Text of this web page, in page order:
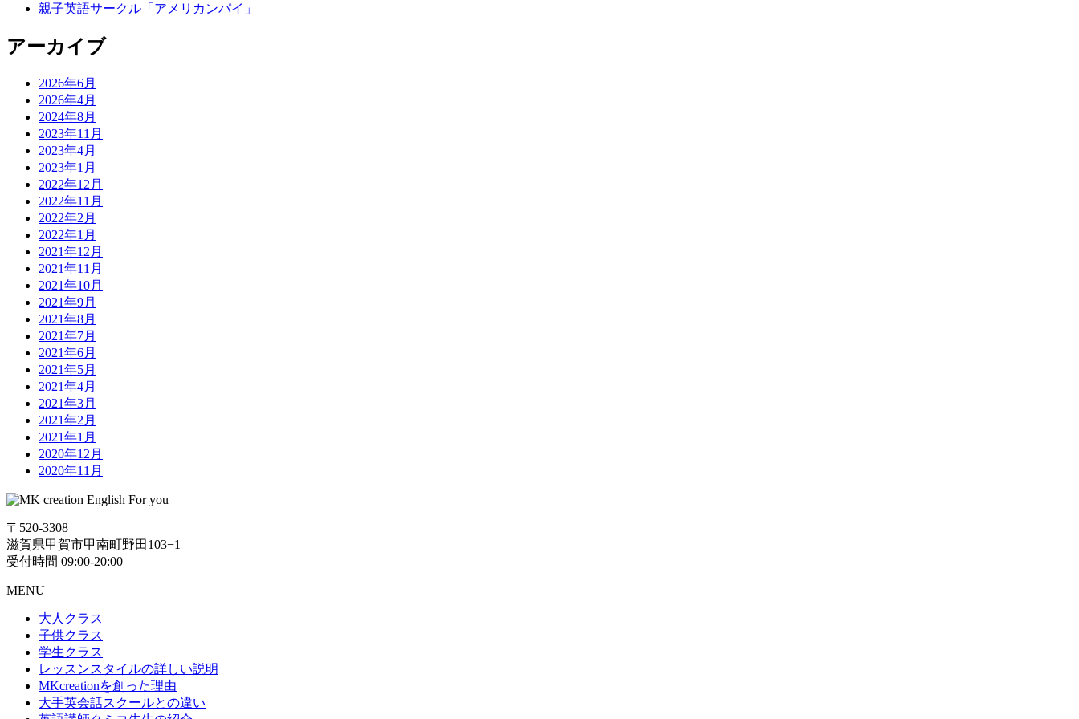
親子英語サークル「アメリカンパイ」
アーカイブ
2026年6月
2026年4月
2024年8月
2023年11月
2023年4月
2023年1月
2022年12月
2022年11月
2022年2月
2022年1月
2021年12月
2021年11月
2021年10月
2021年9月
2021年8月
2021年7月
2021年6月
2021年5月
2021年4月
2021年3月
2021年2月
2021年1月
2020年12月
2020年11月
〒520-3308
滋賀県甲賀市甲南町野田103−1
受付時間 09:00-20:00
MENU
大人クラス
子供クラス
学生クラス
レッスンスタイルの詳しい説明
MKcreationを創った理由
大手英会話スクールとの違い